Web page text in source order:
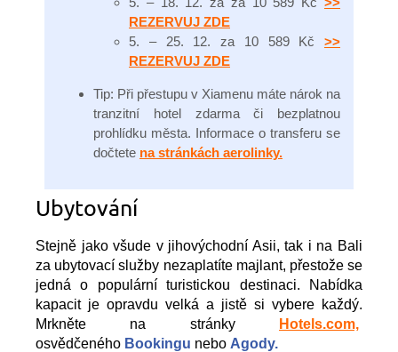
REZERVUJ ZDE
5. – 25. 12. za 10 589 Kč >>
REZERVUJ ZDE
Tip: Při přestupu v Xiamenu máte nárok na
tranzitní hotel zdarma či bezplatnou
prohlídku města. Informace o transferu se
dočtete na stránkách aerolinky.
Ubytování
Stejně jako všude v jihovýchodní Asii, tak i na Bali
za ubytovací služby nezaplatíte majlant, přestože se
jedná o populární turistickou destinaci. Nabídka
kapacit je opravdu velká a jistě si vybere každý.
Mrkněte na stránky
Hotels.com,
osvědčeného Bookingu nebo Agody.